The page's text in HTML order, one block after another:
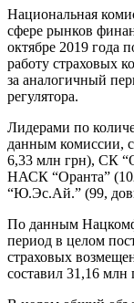
Национальная
сфере рынков
октябре 2019 года
работу страховых
за аналогичный
регулятора.
Лидерами по
данным комиссии,
6,33 млн грн), СК
НАСК “Оранта”
“Ю.Эс.Ай.” (99,
По данным
период в целом
страховых
составил 31,16 млн